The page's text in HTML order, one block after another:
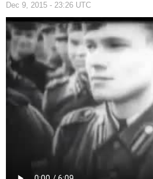
Dec 9, 2015 - 23:26 UTC